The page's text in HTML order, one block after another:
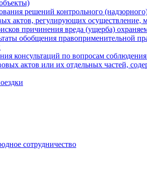
решений контрольного
актов, регулирующих осуществление,
причинения вреда (ущерба)
обобщения правоприменительной
консультаций по вопросам
актов или их отдельных частей,
сотрудничество